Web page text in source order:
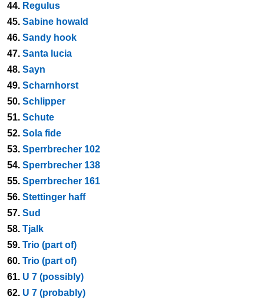
44. Regulus
45. Sabine howald
46. Sandy hook
47. Santa lucia
48. Sayn
49. Scharnhorst
50. Schlipper
51. Schute
52. Sola fide
53. Sperrbrecher 102
54. Sperrbrecher 138
55. Sperrbrecher 161
56. Stettinger haff
57. Sud
58. Tjalk
59. Trio (part of)
60. Trio (part of)
61. U 7 (possibly)
62. U 7 (probably)